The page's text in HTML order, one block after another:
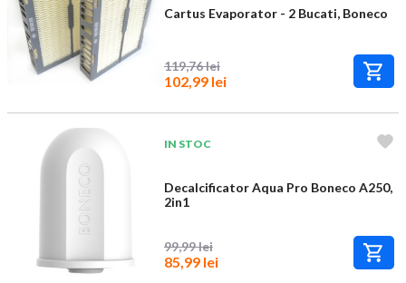
Cartus Evaporator - 2 Bucati, Boneco
119,76 lei
102,99 lei
IN STOC
Decalcificator Aqua Pro Boneco A250,
2in1
99,99 lei
85,99 lei